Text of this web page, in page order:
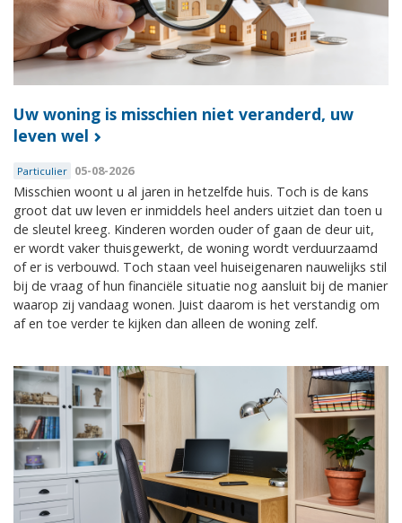
Uw woning is misschien niet veranderd, uw
leven wel
Particulier 05-08-2026
Misschien woont u al jaren in hetzelfde huis. Toch is de kans
groot dat uw leven er inmiddels heel anders uitziet dan toen u
de sleutel kreeg. Kinderen worden ouder of gaan de deur uit,
er wordt vaker thuisgewerkt, de woning wordt verduurzaamd
of er is verbouwd. Toch staan veel huiseigenaren nauwelijks stil
bij de vraag of hun financiële situatie nog aansluit bij de manier
waarop zij vandaag wonen. Juist daarom is het verstandig om
af en toe verder te kijken dan alleen de woning zelf.